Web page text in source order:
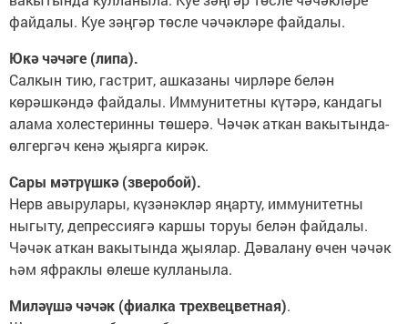
файдалы. Куе зәңгәр төсле чәчәкләре файдалы.
Юкә чәчәге (липа).
Салкын тию, гастрит, ашказаны чирләре белән
көрәшкәндә файдалы. Иммунитетны күтәрә, кандагы
алама холестеринны төшерә. Чәчәк аткан вакытында-
өлгергәч кенә җыярга кирәк.
Сары мәтрүшкә (зверобой).
Нерв авырулары, күзәнәкләр яңарту, иммунитетны
ныгыту, депрессиягә каршы торуы белән файдалы.
Чәчәк аткан вакытында җыялар. Дәвалану өчен чәчәк
һәм яфраклы өлеше кулланыла.
Миләүшә чәчәк (фиалка трехвецветная).